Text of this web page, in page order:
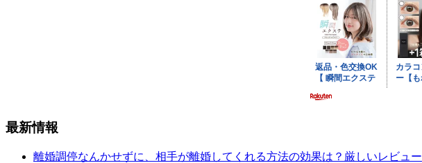
最新情報
離婚調停なんかせずに、相手が離婚してくれる方法の効果は？厳しいレビュー